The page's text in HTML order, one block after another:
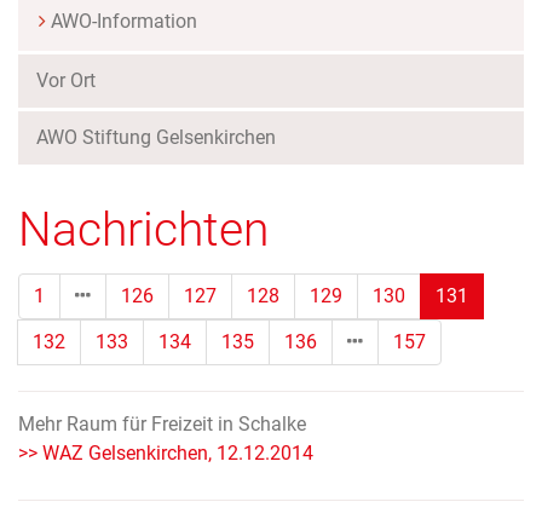
AWO-Information
Vor Ort
AWO Stiftung Gelsenkirchen
Nachrichten
1 126 127 128 129 130 131
132 133 134 135 136 157
Mehr Raum für Freizeit in Schalke
>> WAZ Gelsenkirchen, 12.12.2014